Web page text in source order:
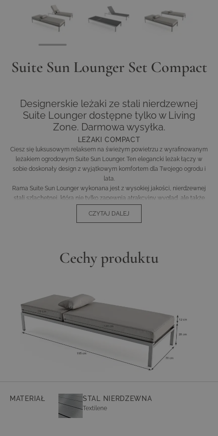
Suite Sun Lounger Set Compact
Designerskie leżaki ze stali nierdzewnej
Suite Lounger dostępne tylko w Living
Zone. Darmowa wysyłka.
LEŻAKI COMPACT
Ciesz się luksusowym relaksem na świeżym powietrzu z wyrafinowanym
leżakiem ogrodowym Suite Sun Lounger. Ten elegancki leżak łączy w
sobie doskonały design z wyjątkowym komfortem dla Twojego ogrodu i
lata.
Rama Suite Sun Lounger wykonana jest z wysokiej jakości, nierdzewnej
stali szlachetnej, która nie tylko zapewnia atrakcyjny wygląd, ale także
antykorozyjnym leżak pozostaje w doskonałym stanie nawet w
każdej temperaturze. Materiał tekstylny umożliwia optymalną cyrkulację
powietrza, dzięki czemu można cieszyć się chłodnym i komfortowym
dodatkowy komfort i przytulność. Zarówno pokrowiec poduszki, jak i
tapicerka są zdejmowane i można je prać, co gwarantuje łatwą
pielęgnację i długotrwałą świeżość.
Suite Sun Lounger posiada pięć różnych pozycji leżenia, dzięki czemu
łatwo można znaleźć preferowaną pozycję do relaksu. Niezależnie od
tego, czy chcesz się odchylić i poczytać książkę, czy zdrzemnąć się, ten
leżak doskonale dostosuje się do Twoich potrzeb.
Każdy leżak dostarczany jest z pasującą poduszką, która nie tylko
się centralnym punktem Twojej przestrzeni ogrodowej. Doświadcz
luksusu i relaksu na świeżym powietrzu z tym szlachetnym leżakiem
ogrodowym i ciesz się latem w pełni.
CZYTAJ DALEJ
Cechy produktu
MATERIAŁ STAL NIERDZEWNA
Textilene